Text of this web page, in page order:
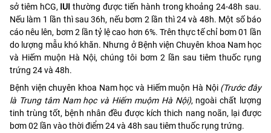
sở tiêm hCG, IUI thường được tiến hành trong khoảng 24-48h sau.
Nếu làm 1 lần thì sau 36h, nếu bơm 2 lần thì 24 và 48h. Một số báo
cáo nêu lên, bơm 2 lần tỷ lệ cao hơn 6%. Trên thực tế chỉ bơm 01 lần
do lượng mẫu khó khăn. Nhưng ở Bệnh viện Chuyên khoa Nam học
và Hiếm muộn Hà Nội, chúng tôi bơm 2 lần sau tiêm thuốc rụng
trứng 24 và 48h.
Bệnh viện chuyên khoa Nam học và Hiếm muộn Hà Nội (Trước đây
là Trung tâm Nam học và Hiếm muộm Hà Nội), ngoài chất lượng
tinh trùng tốt, bệnh nhân đều được kích thich nang noãn, lại được
bơm 02 lần vào thời điểm 24 và 48h sau tiêm thuốc rụng trứng.